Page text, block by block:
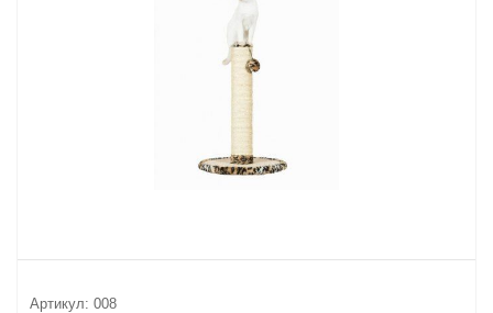
Артикул: 008